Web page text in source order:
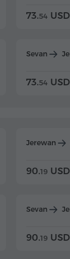
73.54 USD
Sevan
73.54 USD
Jerewan
90.19 USD
Sevan
90.19 USD